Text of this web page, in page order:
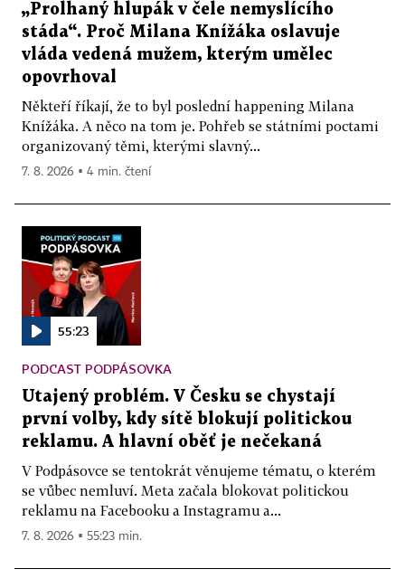
„Prolhaný hlupák v čele nemyslícího
stáda“. Proč Milana Knížáka oslavuje
vláda vedená mužem, kterým umělec
opovrhoval
Někteří říkají, že to byl poslední happening Milana
Knížáka. A něco na tom je. Pohřeb se státními poctami
organizovaný těmi, kterými slavný...
7. 8. 2026 ▪ 4 min. čtení
55:23
PODCAST PODPÁSOVKA
Utajený problém. V Česku se chystají
první volby, kdy sítě blokují politickou
reklamu. A hlavní oběť je nečekaná
V Podpásovce se tentokrát věnujeme tématu, o kterém
se vůbec nemluví. Meta začala blokovat politickou
reklamu na Facebooku a Instagramu a...
7. 8. 2026 ▪ 55:23 min.